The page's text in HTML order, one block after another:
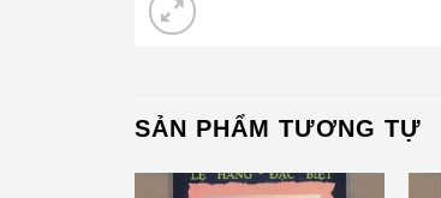
SẢN PHẨM TƯƠNG TỰ